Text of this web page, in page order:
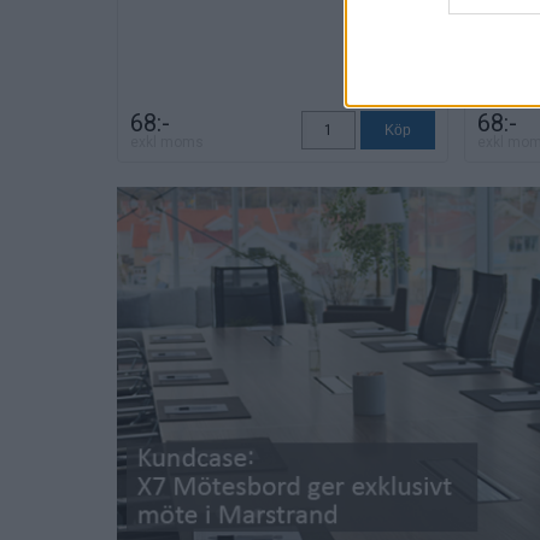
68:- 68:-